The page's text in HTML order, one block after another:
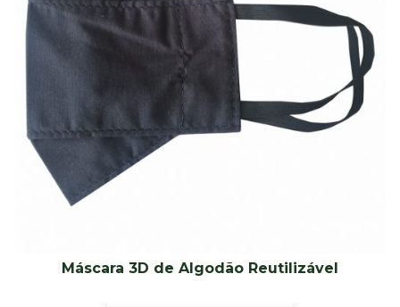
Máscara 3D de Algodão Reutilizável